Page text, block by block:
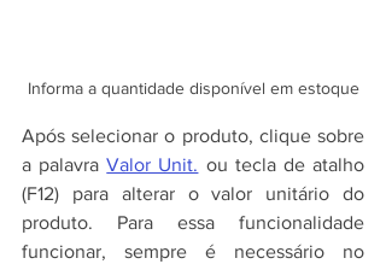
Informa a quantidade disponível em estoque
Após selecionar o produto, clique sobre
a palavra Valor Unit. ou tecla de atalho
(F12) para alterar o valor unitário do
produto. Para essa funcionalidade
funcionar, sempre é necessário no